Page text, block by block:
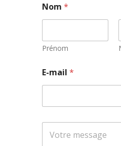
Nom*
Prénom
E-mail*